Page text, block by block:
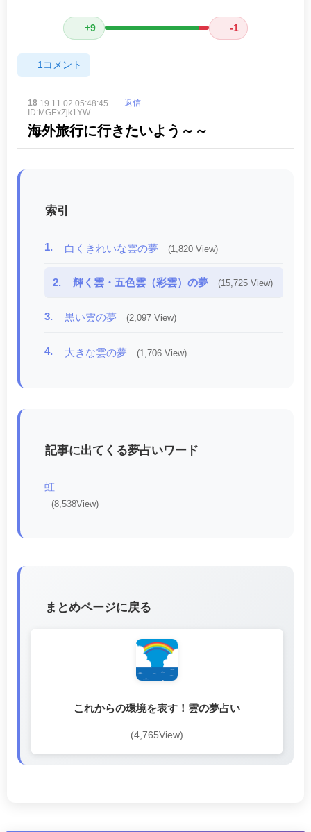
+9 -1
1 コメント
18 19.11.02 05:48:45
返信
ID:MGExZjk1YW
海外旅行に行きたいよう～～
索引
1. 白くきれいな雲の夢 (1,820 View)
2. 輝く雲・五色雲（彩雲）の夢 (15,725 View)
3. 黒い雲の夢 (2,097 View)
4. 大きな雲の夢 (1,706 View)
記事に出てくる夢占いワード
虹
(8,538View)
まとめページに戻る
これからの環境を表す！雲の夢占い
(4,765View)